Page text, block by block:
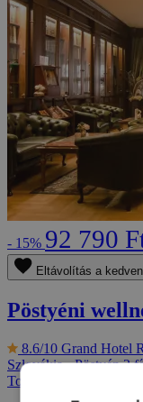
- 15% 92 790
Eltávolítás a
Pöstyéni
8.6/10 Grand Hotel
Szlovákia - Pöstyén2
További ajánlatok